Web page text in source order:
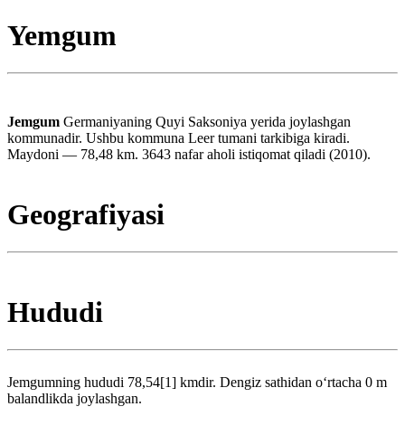
Yemgum
Jemgum Germaniyaning Quyi Saksoniya yerida joylashgan
kommunadir. Ushbu kommuna Leer tumani tarkibiga kiradi.
Maydoni — 78,48 km. 3643 nafar aholi istiqomat qiladi (2010).
Geografiyasi
Hududi
Jemgumning hududi 78,54[1] kmdir. Dengiz sathidan oʻrtacha 0 m
balandlikda joylashgan.